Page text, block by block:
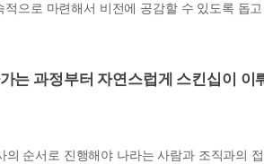
적으로 마련해서 비전에 공감할 수 있도록 돕고
는 과정부터 자연스럽게 스킨십이 이
순서로 진행해야 나라는 사람과 조직과의 접